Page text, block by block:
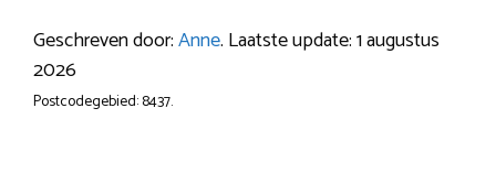
Geschreven door:Anne. Laatste update: 1 augustus
2026
Postcodegebied: 8437.